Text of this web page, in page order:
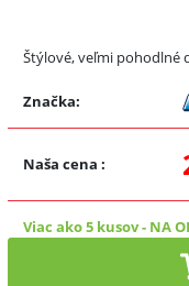
Štýlové, veľmi pohodlné
Značka:
Naša cena :
Viac ako 5 kusov- NA